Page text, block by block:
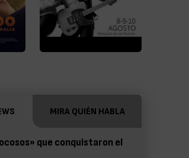
MIRA QUIÉN HABLA
que conquistaron el